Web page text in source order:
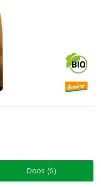
Doos (6)